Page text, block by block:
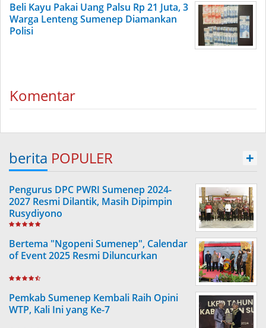
Beli Kayu Pakai Uang Palsu Rp 21 Juta, 3
Warga Lenteng Sumenep Diamankan
Polisi
Komentar
berita POPULER +
Pengurus DPC PWRI Sumenep 2024-
2027 Resmi Dilantik, Masih Dipimpin
Rusydiyono
Bertema "Ngopeni Sumenep", Calendar
of Event 2025 Resmi Diluncurkan
Pemkab Sumenep Kembali Raih Opini
WTP, Kali Ini yang Ke-7